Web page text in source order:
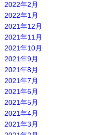
2022年2月
2022年1月
2021年12月
2021年11月
2021年10月
2021年9月
2021年8月
2021年7月
2021年6月
2021年5月
2021年4月
2021年3月